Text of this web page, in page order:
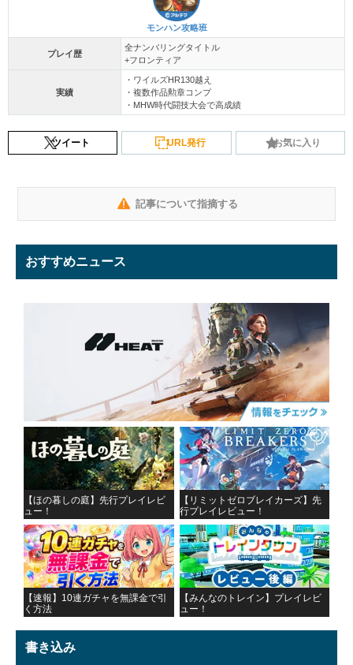
モンハン攻略班
プレイ歴
全ナンバリングタイトル
+フロンティア
実績
・ワイルズHR130越え
・複数作品勲章コンプ
・MHW時代闘技大会で高成績
ツイート URL発行 お気に入り
記事について指摘する
おすすめニュース
【ほの暮しの庭】先行プレイレビ
ュー！
【リミットゼロブレイカーズ】先
行プレイレビュー！
【速報】10連ガチャを無課金で引
く方法
【みんなのトレイン】プレイレビ
ュー！
書き込み